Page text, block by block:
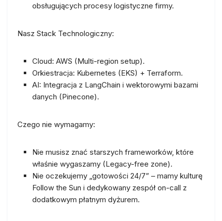
obsługujących procesy logistyczne firmy.
Nasz Stack Technologiczny:
Cloud: AWS (Multi-region setup).
Orkiestracja: Kubernetes (EKS) + Terraform.
AI: Integracja z LangChain i wektorowymi bazami
danych (Pinecone).
Czego nie wymagamy:
Nie musisz znać starszych frameworków, które
właśnie wygaszamy (Legacy-free zone).
Nie oczekujemy „gotowości 24/7” – mamy kulturę
Follow the Sun i dedykowany zespół on-call z
dodatkowym płatnym dyżurem.